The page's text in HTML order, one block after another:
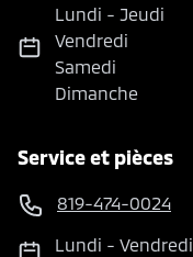
Lundi -Jeudi
Vendredi
Samedi
Dimanche
Service et pièces
819-474-0024
Lundi -Vendredi